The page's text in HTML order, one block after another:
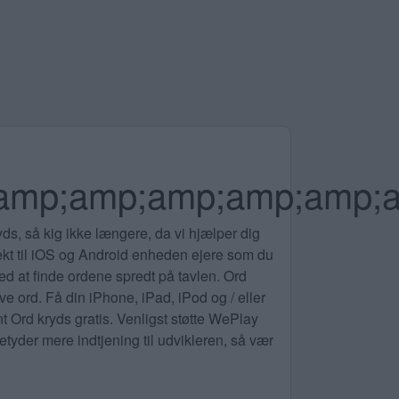
så kig ikke længere, da vi hjælper dig
til iOS og Android enheden ejere som du
at finde ordene spredt på tavlen. Ord
ord. Få din iPhone, iPad, iPod og / eller
kryds gratis. Venligst støtte WePlay
mere indtjening til udvikleren, så vær